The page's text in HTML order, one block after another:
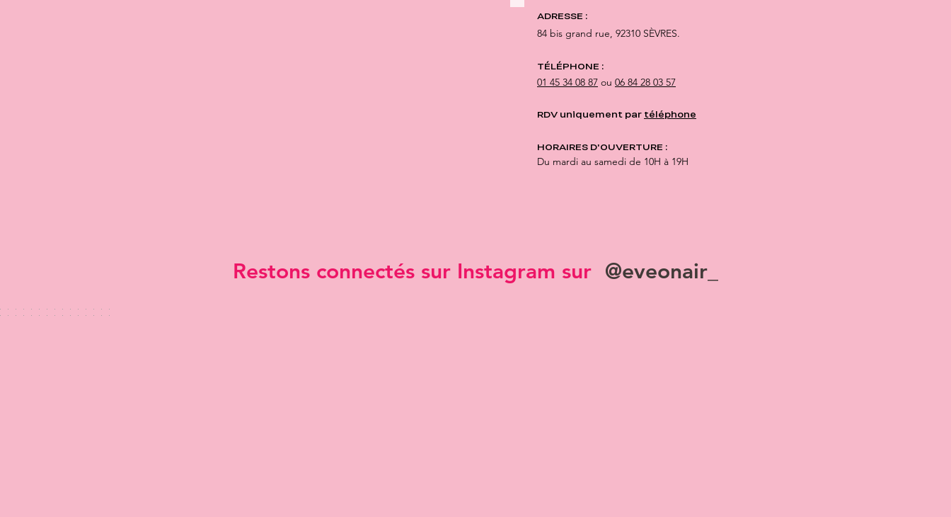
ADRESSE :
84 bis grand rue, 92310 SÈVRES.
TÉLÉPHONE :
01 45 34 08 87 ou 06 84 28 03 57
RDV uniquement par téléphone
HORAIRES D'OUVERTURE :
Du mardi au samedi de 10H à 19H
Restons connectés sur Instagram sur @eveonair_